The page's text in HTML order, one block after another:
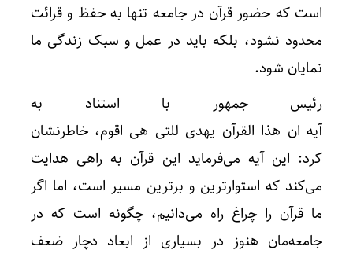
است که حضور قرآن در جامعه تنها به حفظ و قرائت
محدود نشود، بلکه باید در عمل و سبک زندگی ما
نمایان شود.
رئیس جمهور با استناد به
آیه ان هذا القرآن یهدی للتی هی اقوم، خاطرنشان
کرد: این آیه می‌فرماید این قرآن به راهی هدایت
می‌کند که استوارترین و برترین مسیر است، اما اگر
ما قرآن را چراغ راه می‌دانیم، چگونه است که در
جامعه‌مان هنوز در بسیاری از ابعاد دچار ضعف